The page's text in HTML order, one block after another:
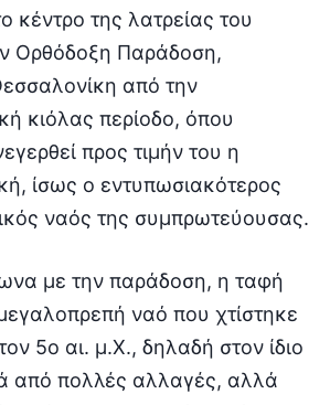
κέντρο της λατρείας του
Ορθόδοξη Παράδοση,
από την
κιόλας περίοδο, όπου
προς τιμήν του η
ίσως ο εντυπωσιακότερος
ναός της συμπρωτεύουσας.
με την παράδοση, η ταφή
ναό που χτίστηκε
5ο αι. μ.Χ., δηλαδή στον ίδιο
από πολλές αλλαγές, αλλά